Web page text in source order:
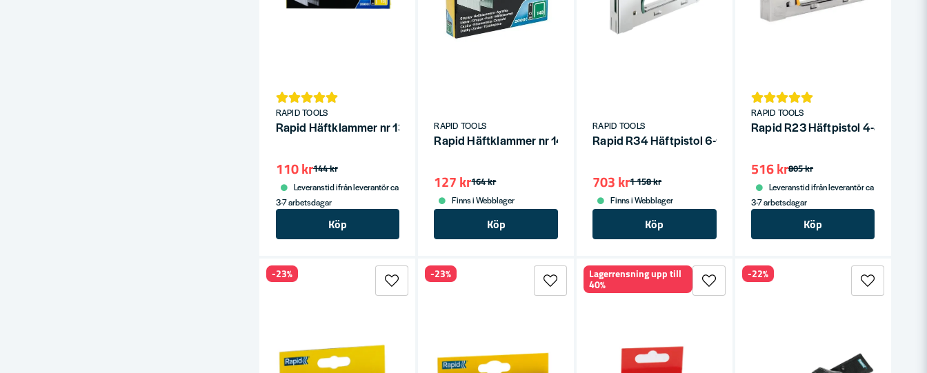
RAPID TOOLS
Rapid Häftklammer nr 13 6mm (2500st)
144 kr
110 kr
Leveranstid ifrån leverantör ca
3-7 arbetsdagar
Köp
RAPID TOOLS
Rapid Häftklammer nr 140 12mm (2000st)
164 kr
127 kr
Finns i Webblager
Köp
RAPID TOOLS
Rapid R34 Häftpistol 6-14mm 10,6mm NR.140
1 158 kr
703 kr
Finns i Webblager
Köp
RAPID TOOLS
Rapid R23 Häftpistol 4-8mm
805 kr
516 kr
Leveranstid ifrån leverantör ca
3-7 arbetsdagar
Köp
-23% -23% Lagerrensning upp till
40%
-22%